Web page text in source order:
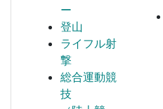
ー
登山
ライフル射
撃
総合運動競
技